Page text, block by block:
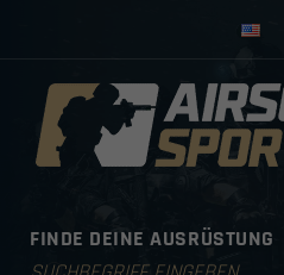
FINDE DEINE AUSRÜSTUNG
Products